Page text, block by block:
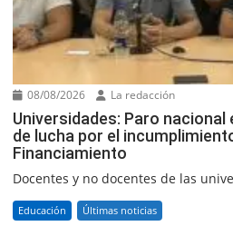
08/08/2026 La redacción
Universidades: Paro nacional
de lucha por el
Financiamiento
Docentes y no docentes de las
Educación Últimas noticias